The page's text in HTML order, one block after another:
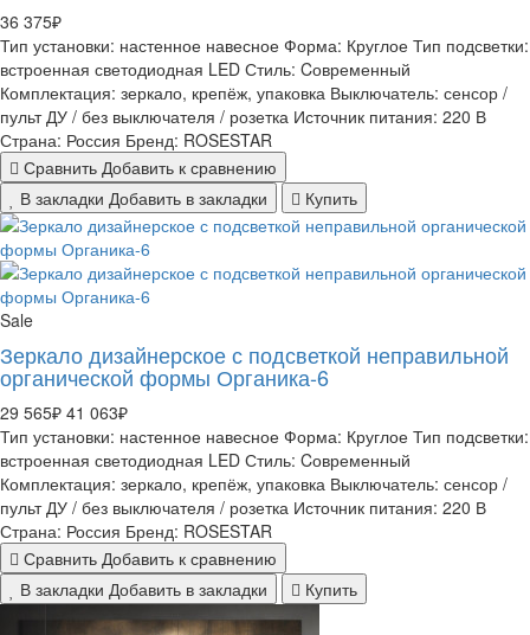
36 375₽
Тип установки: настенное навесное Форма: Круглое Тип подсветки:
встроенная светодиодная LED Стиль: Cовременный
Комплектация: зеркало, крепёж, упаковка Выключатель: сенсор /
пульт ДУ / без выключателя / розетка Источник питания: 220 В
Страна: Россия Бренд: ROSESTAR
Сравнить Добавить к сравнению
В закладки Добавить в закладки Купить
Sale
Зеркало дизайнерское с подсветкой неправильной
органической формы Органика-6
29 565₽ 41 063₽
Тип установки: настенное навесное Форма: Круглое Тип подсветки:
встроенная светодиодная LED Стиль: Cовременный
Комплектация: зеркало, крепёж, упаковка Выключатель: сенсор /
пульт ДУ / без выключателя / розетка Источник питания: 220 В
Страна: Россия Бренд: ROSESTAR
Сравнить Добавить к сравнению
В закладки Добавить в закладки Купить